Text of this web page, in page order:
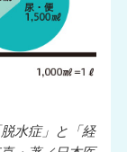
水症」と「経